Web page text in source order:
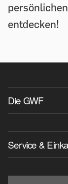
entdecken!
Die GWF
Service &